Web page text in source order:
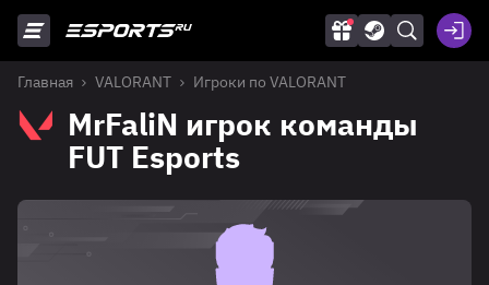
Главная VALORANT Игроки по VALORANT
MrFaliN игрок команды
FUT Esports